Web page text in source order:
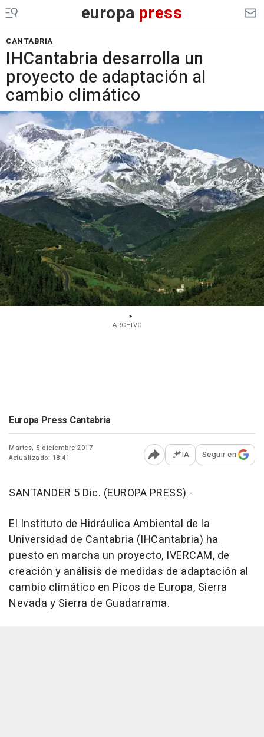
europa press
CANTABRIA
IHCantabria desarrolla un
proyecto de adaptación al
cambio climático
ARCHIVO
Europa Press Cantabria
Martes, 5 diciembre 2017
Actualizado: 18:41
Abrir opciones para
IA Seguir en
SANTANDER 5 Dic. (EUROPA PRESS) -
El Instituto de Hidráulica Ambiental de la
Universidad de Cantabria (IHCantabria) ha
puesto en marcha un proyecto, IVERCAM, de
creación y análisis de medidas de adaptación al
cambio climático en Picos de Europa, Sierra
Nevada y Sierra de Guadarrama.